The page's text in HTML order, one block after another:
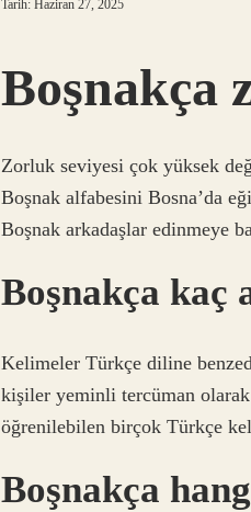
Tarih: Haziran 27, 2025
Boşnakça
Zorluk seviyesi çok yüksek
Boşnak alfabesini Bosna’da
Boşnak arkadaşlar edinmeye
Boşnakça kaç
Kelimeler Türkçe diline
kişiler yeminli tercüman
öğrenilebilen birçok Türkçe
Boşnakça